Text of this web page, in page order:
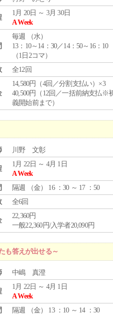
1月 20日 ～ 3月 30日
A Week
毎週 （水）
13：10～14：30／14：50～16：10
（1日2コマ）
全12回
14,580円（4回／分割支払い）×3
40,500円（12回／一括前納支払※
義開始前まで）
川野 文彰
1月 22日 ～ 4月 1日
A Week
隔週 （金） 16 ：30 ～ 17 ：50
全6回
22,360円
一般22,360円/入学者20,090円
も答えが出せる～
中嶋 真澄
1月 22日 ～ 4月 1日
A Week
隔週 （金） 13 ：10 ～ 14 ：30